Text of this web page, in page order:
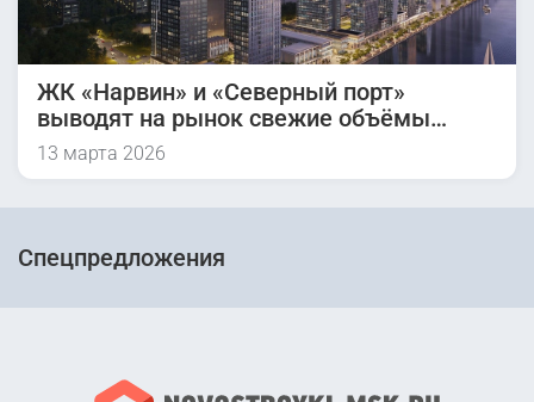
ЖК «Нарвин» и «Северный порт»
выводят на рынок свежие объёмы
жилья
13 марта 2026
Спецпредложения